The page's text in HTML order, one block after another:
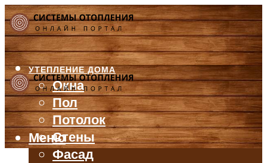
УТЕПЛЕНИЕ ДОМА
Окна
Пол
Потолок
Стены
Фасад
Меню